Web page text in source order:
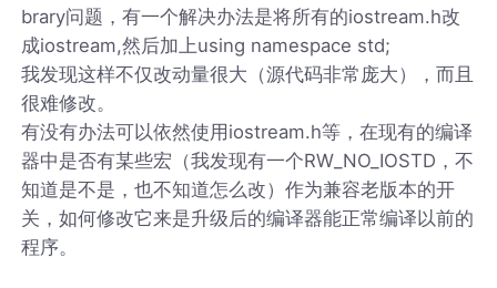
brary问题，有一个解决办法是将所有的iostream.h改
成iostream,然后加上using namespace std;
我发现这样不仅改动量很大（源代码非常庞大），而且
很难修改。
有没有办法可以依然使用iostream.h等，在现有的编译
器中是否有某些宏（我发现有一个RW_NO_IOSTD，不
知道是不是，也不知道怎么改）作为兼容老版本的开
关，如何修改它来是升级后的编译器能正常编译以前的
程序。